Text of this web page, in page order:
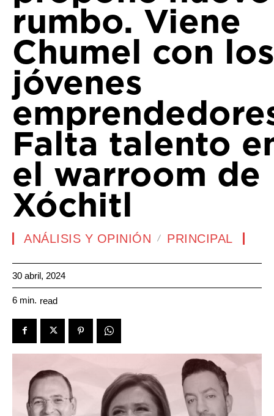
rumbo. Viene
Chumel con los
jóvenes
Falta talento
el warroom de
Xóchitl
ANÁLISIS Y OPINIÓN PRINCIPAL
30 abril, 2024
6 min. read